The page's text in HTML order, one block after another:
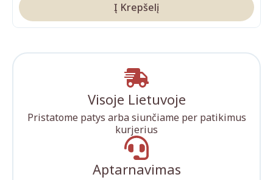
Į Krepšelį
Visoje Lietuvoje
Pristatome patys arba siunčiame per patikimus
kurjerius
Aptarnavimas